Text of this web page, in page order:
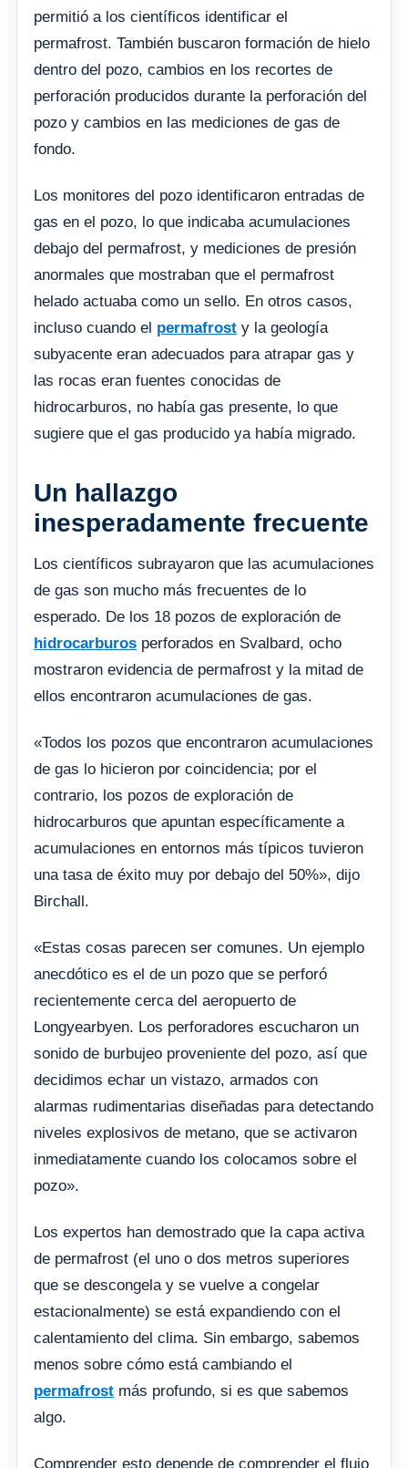
permitió a los científicos identificar el
permafrost. También buscaron formación de hielo
dentro del pozo, cambios en los recortes de
perforación producidos durante la perforación del
pozo y cambios en las mediciones de gas de
fondo.
Los monitores del pozo identificaron entradas de
gas en el pozo, lo que indicaba acumulaciones
debajo del permafrost, y mediciones de presión
anormales que mostraban que el permafrost
helado actuaba como un sello. En otros casos,
incluso cuando el permafrost y la geología
subyacente eran adecuados para atrapar gas y
las rocas eran fuentes conocidas de
hidrocarburos, no había gas presente, lo que
sugiere que el gas producido ya había migrado.
Un hallazgo
inesperadamente frecuente
Los científicos subrayaron que las acumulaciones
de gas son mucho más frecuentes de lo
esperado. De los 18 pozos de exploración de
hidrocarburos perforados en Svalbard, ocho
mostraron evidencia de permafrost y la mitad de
ellos encontraron acumulaciones de gas.
«Todos los pozos que encontraron acumulaciones
de gas lo hicieron por coincidencia; por el
contrario, los pozos de exploración de
hidrocarburos que apuntan específicamente a
acumulaciones en entornos más típicos tuvieron
una tasa de éxito muy por debajo del 50%», dijo
Birchall.
«Estas cosas parecen ser comunes. Un ejemplo
anecdótico es el de un pozo que se perforó
recientemente cerca del aeropuerto de
Longyearbyen. Los perforadores escucharon un
sonido de burbujeo proveniente del pozo, así que
decidimos echar un vistazo, armados con
alarmas rudimentarias diseñadas para detectando
niveles explosivos de metano, que se activaron
inmediatamente cuando los colocamos sobre el
pozo».
Los expertos han demostrado que la capa activa
de permafrost (el uno o dos metros superiores
que se descongela y se vuelve a congelar
estacionalmente) se está expandiendo con el
calentamiento del clima. Sin embargo, sabemos
menos sobre cómo está cambiando el
permafrost más profundo, si es que sabemos
algo.
Comprender esto depende de comprender el flujo